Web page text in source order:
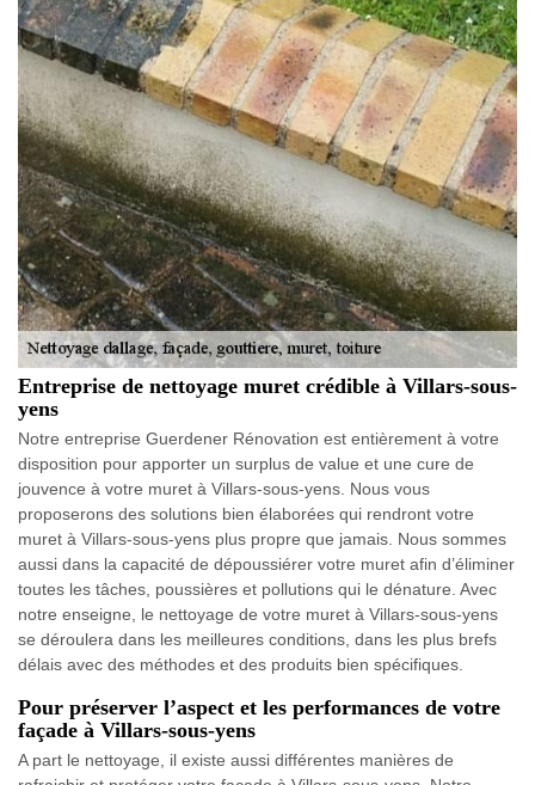
Entreprise de nettoyage muret crédible à Villars-sous-
yens
Notre entreprise Guerdener Rénovation est entièrement à votre
disposition pour apporter un surplus de value et une cure de
jouvence à votre muret à Villars-sous-yens. Nous vous
proposerons des solutions bien élaborées qui rendront votre
muret à Villars-sous-yens plus propre que jamais. Nous sommes
aussi dans la capacité de dépoussiérer votre muret afin d’éliminer
toutes les tâches, poussières et pollutions qui le dénature. Avec
notre enseigne, le nettoyage de votre muret à Villars-sous-yens
se déroulera dans les meilleures conditions, dans les plus brefs
délais avec des méthodes et des produits bien spécifiques.
Pour préserver l’aspect et les performances de votre
façade à Villars-sous-yens
A part le nettoyage, il existe aussi différentes manières de